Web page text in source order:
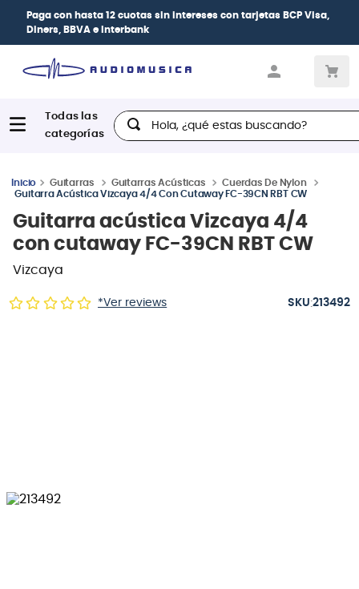
Paga con hasta 12 cuotas sin intereses con tarjetas BCP Visa,
Diners, BBVA e Interbank
Hola, ¿qué estas buscando?
Guitarras Guitarras Acústicas
Cuerdas De Nylon
Guitarra Acústica Vizcaya 4/4 Con Cutaway FC-39CN RBT CW
Guitarra acústica Vizcaya 4/4
con cutaway FC-39CN RBT CW
Vizcaya
*Ver reviews :213492